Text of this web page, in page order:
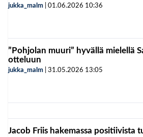
jukka_malm 01.06.2026 10:36
”Pohjolan muuri” hyvällä mielellä
otteluun
jukka_malm 31.05.2026 13:05
Jacob Friis hakemassa positiivista